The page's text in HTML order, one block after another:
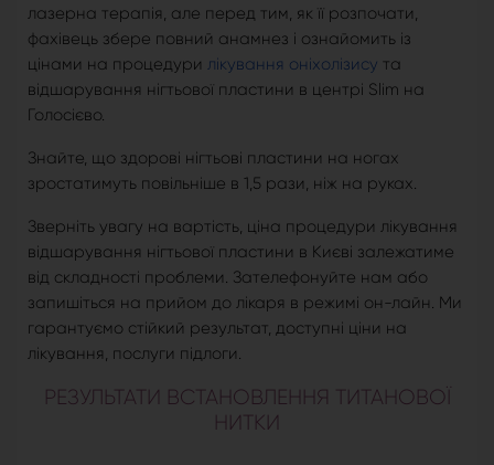
лазерна терапія, але перед тим, як її розпочати,
фахівець збере повний анамнез і ознайомить із
цінами на процедури лікування оніхолізису та
відшарування нігтьової пластини в центрі Slim на
Голосієво.
Знайте, що здорові нігтьові пластини на ногах
зростатимуть повільніше в 1,5 рази, ніж на руках.
Зверніть увагу на вартість, ціна процедури лікування
відшарування нігтьової пластини в Києві залежатиме
від складності проблеми. Зателефонуйте нам або
запишіться на прийом до лікаря в режимі он-лайн. Ми
гарантуємо стійкий результат, доступні ціни на
лікування, послуги підлоги.
РЕЗУЛЬТАТИ ВСТАНОВЛЕННЯ ТИТАНОВОЇ
НИТКИ